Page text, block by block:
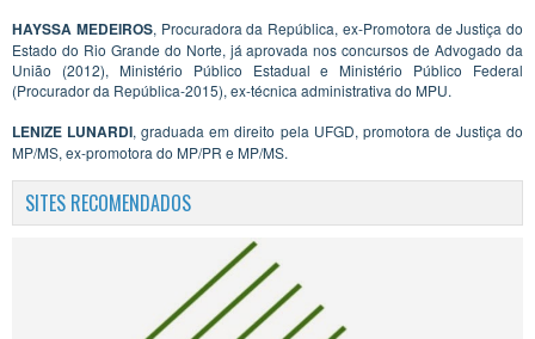
HAYSSA MEDEIROS, Procuradora da República, ex-Promotora de Justiça do
Estado do Rio Grande do Norte, já aprovada nos concursos de Advogado da
União (2012), Ministério Público Estadual e Ministério Público Federal
(Procurador da República-2015), ex-técnica administrativa do MPU.
LENIZE LUNARDI, graduada em direito pela UFGD, promotora de Justiça do
MP/MS, ex-promotora do MP/PR e MP/MS.
SITES RECOMENDADOS